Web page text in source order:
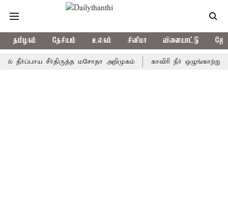
தமிழகம் தேசியம் உலகம் சினிமா விளையாட்டு
சீர்திருத்த மசோதா அறிமுகம் காவிரி நீர் ஒழுங்காற்று குழு